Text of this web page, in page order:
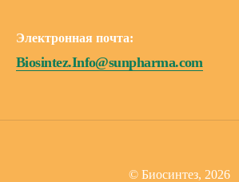
Электронная почта:
Biosintez.Info@sunpharma.com
© Биосинтез, 2026